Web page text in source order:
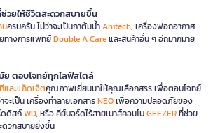
ช่วยให้ชีวิตสะดวกสบายขึ้น
นครบครัน ไม่ว่าจะเป็นกาต้มน้ำAnitech, เครื่องฟอกอากาศ
ทางการแพทย์Double A Careและสินค้าอื่น ๆ อีกมากมาย
ย ตอบโจทย์ทุกไลฟ์สไตล์
และแก็ดเจ็ตคุณภาพเยี่ยมมาให้คุณเลือกสรร เพื่อตอบโจทย์
ะเป็น เครื่องทำลายเอกสารNEOเพื่อความปลอดภัยของ
ดดิสก์WD, หรือ คีย์บอร์ดไร้สายเมาส์คอมโบGEEZERที่ช่วย
ดวกสบายยิ่งขึ้น